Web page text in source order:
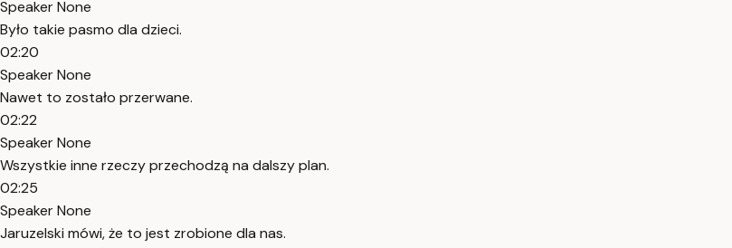
Speaker None
Było takie pasmo dla dzieci.
02:20
Speaker None
Nawet to zostało przerwane.
02:22
Speaker None
Wszystkie inne rzeczy przechodzą na dalszy plan.
02:25
Speaker None
Jaruzelski mówi, że to jest zrobione dla nas.